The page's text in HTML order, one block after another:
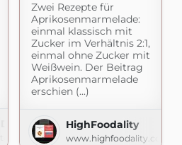
Foodblog
Zwei Rezepte für
Aprikosenmarmelade:
einmal klassisch mit
Zucker im Verhältnis 2:1,
einmal ohne Zucker mit
Weißwein. Der Beitrag
Aprikosenmarmelade
erschien (...)
HighFoodality
www.highfoodality.com